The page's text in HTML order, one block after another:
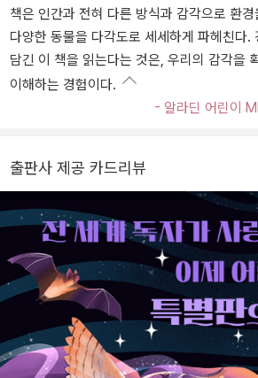
책은 인간과 전혀 다른 방식과 감각으로 환
다양한 동물을 다각도로 세세하게 파헤친다.
담긴 이 책을 읽는다는 것은, 우리의 감각을
이해하는 경험이다.
- 알라딘 어린이
출판사 제공 카드리뷰